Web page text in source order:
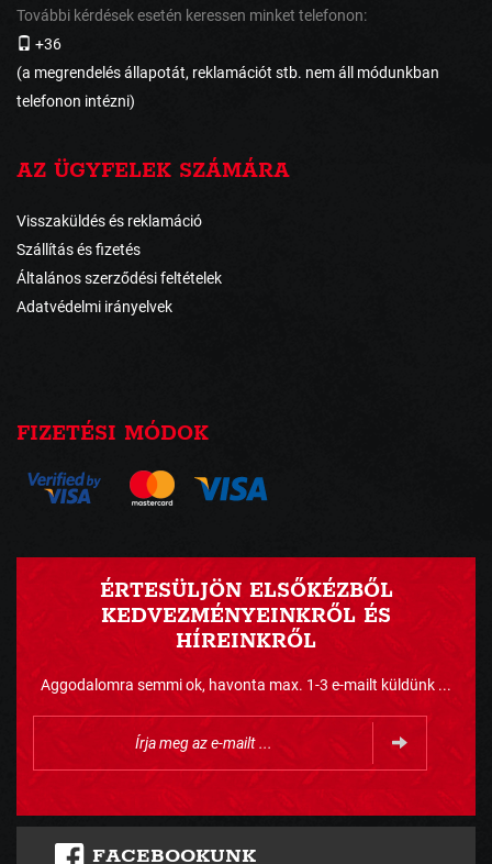
További kérdések esetén keressen minket telefonon:
+36
(a megrendelés állapotát, reklamációt stb. nem áll módunkban
telefonon intézni)
AZ ÜGYFELEK SZÁMÁRA
Visszaküldés és reklamáció
Szállítás és fizetés
Általános szerződési feltételek
Adatvédelmi irányelvek
FIZETÉSI MÓDOK
ÉRTESÜLJÖN ELSŐKÉZBŐL
KEDVEZMÉNYEINKRŐL ÉS
HÍREINKRŐL
Aggodalomra semmi ok, havonta max. 1-3 e-mailt küldünk ...
FACEBOOKUNK